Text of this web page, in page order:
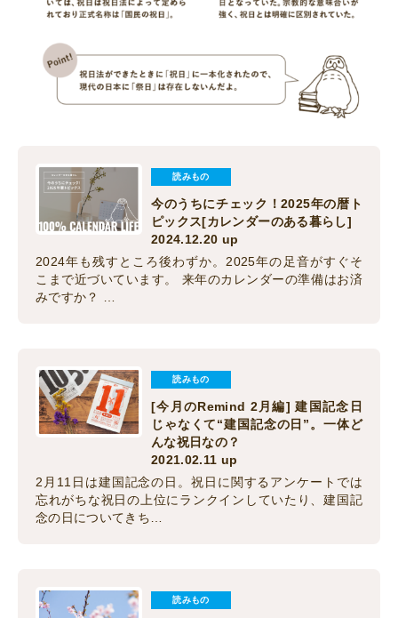
読みもの
今のうちにチェック！2025年の暦ト
ピックス[カレンダーのある暮らし]
2024.12.20 up
2024年も残すところ後わずか。2025年の足音がすぐそ
こまで近づいています。 来年のカレンダーの準備はお済
みですか？ …
読みもの
[今月のRemind 2月編] 建国記念日
じゃなくて“建国記念の日”。一体ど
んな祝日なの？
2021.02.11 up
2月11日は建国記念の日。祝日に関するアンケートでは
忘れがちな祝日の上位にランクインしていたり、建国記
念の日についてきち…
読みもの